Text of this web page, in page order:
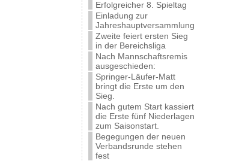
Erfolgreicher 8. Spieltag
Einladung zur
Jahreshauptversammlung
Zweite feiert ersten Sieg
in der Bereichsliga
Nach Mannschaftsremis
ausgeschieden:
Springer-Läufer-Matt
bringt die Erste um den
Sieg.
Nach gutem Start kassiert
die Erste fünf Niederlagen
zum Saisonstart.
Begegungen der neuen
Verbandsrunde stehen
fest